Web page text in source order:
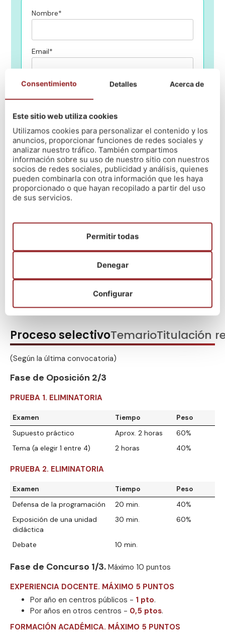
Nombre*
Email*
Teléfono*
¿En qué centro de NÓS quieres estudiar?
Mensaje
He leido y acepto la política de privacidad
Proceso selectivoTemarioTitulación
(Según la última convocatoria)
Fase de Oposición 2/3
PRUEBA 1. ELIMINATORIA
Examen Tiempo
Peso
Supuesto práctico
Aprox. 2 horas
60%
Tema (a elegir 1 entre 4)
2 horas 40%
PRUEBA 2. ELIMINATORIA
Examen Tiempo
Peso
Defensa de la programación
20 min.
40%
Exposición de una unidad
didáctica
30 min. 60%
Debate 10 min.
Fase de Concurso 1/3. Máximo 10 puntos
EXPERIENCIA DOCENTE. MÁXIMO 5 PUNTOS
Por año en centros públicos - 1 pto.
Por años en otros centros - 0,5 ptos.
FORMACIÓN ACADÉMICA. MÁXIMO 5 PUNTOS
Consentimiento Detalles Acerca de
Este sitio web utiliza cookies
Utilizamos cookies para personalizar el contenido y los
anuncios, proporcionar funciones de redes sociales y
analizar nuestro tráfico. También compartimos
información sobre su uso de nuestro sitio con nuestros
socios de redes sociales, publicidad y análisis, quienes
pueden combinarla con otra información que les haya
proporcionado o que hayan recopilado a partir del uso
de sus servicios.
Configurar
Denegar
Permitir todas